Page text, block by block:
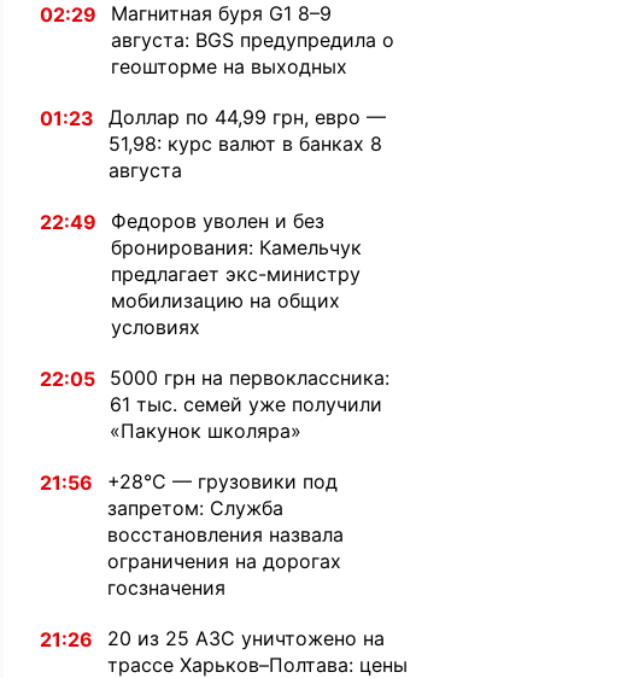
02:29
Магнитная буря G1 8–9
августа: BGS предупредила о
геошторме на выходных
01:23
Доллар по 44,99 грн, евро —
51,98: курс валют в банках 8
августа
22:49
Федоров уволен и без
бронирования: Камельчук
предлагает экс-министру
мобилизацию на общих
условиях
22:05
5000 грн на первоклассника:
61 тыс. семей уже получили
«Пакунок школяра»
21:56
+28°C — грузовики под
запретом: Служба
восстановления назвала
ограничения на дорогах
госзначения
21:26
20 из 25 АЗС уничтожено на
трассе Харьков–Полтава: цены